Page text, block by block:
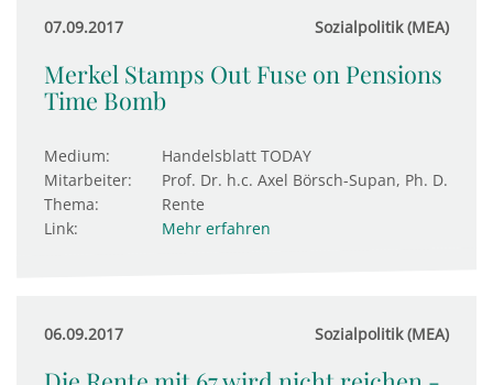
07.09.2017 Sozialpolitik (MEA)
Merkel Stamps Out Fuse on Pensions
Time Bomb
Medium:
Handelsblatt TODAY
Mitarbeiter:
Prof. Dr. h.c. Axel Börsch-Supan, Ph. D.
Thema:
Rente
Link:
Mehr erfahren
06.09.2017 Sozialpolitik (MEA)